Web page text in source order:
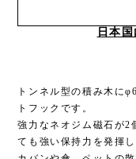
日本
トンネル型の積み木に
トフックです。
強力なネオジム磁石が2
ても強い保持力を発揮し